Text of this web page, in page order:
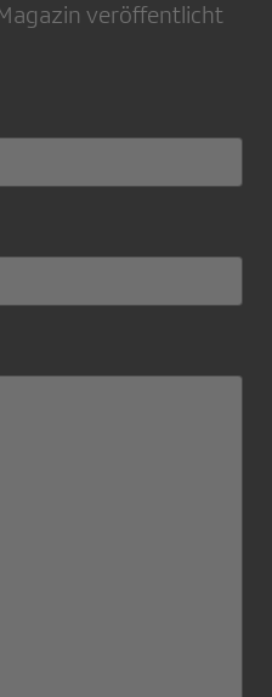
veröffentlicht